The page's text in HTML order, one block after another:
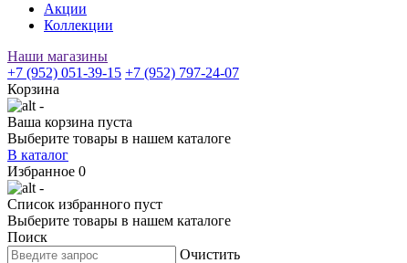
Акции
Коллекции
Наши магазины
+7 (952) 051-39-15 +7 (952) 797-24-07
Корзина
-
Ваша корзина пуста
Выберите товары в нашем каталоге
В каталог
Избранное 0
-
Список избранного пуст
Выберите товары в нашем каталоге
Поиск
Очистить